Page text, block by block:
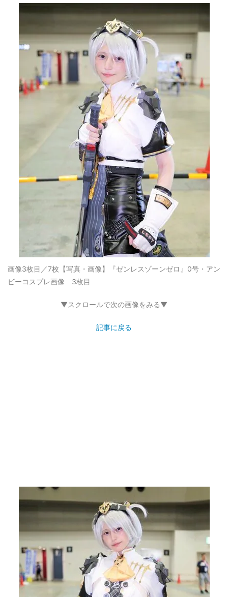
画像3枚目／7枚 【写真・画像】『ゼンレスゾーンゼロ』0号・アン
ビーコスプレ画像 3枚目
▼スクロールで次の画像をみる▼
記事に戻る